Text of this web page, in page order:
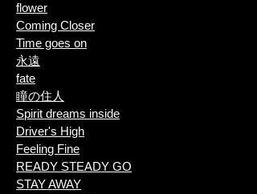
flower
Coming Closer
Time goes on
永遠
fate
瞳の住人
Spirit dreams inside
Driver's High
Feeling Fine
READY STEADY GO
STAY AWAY